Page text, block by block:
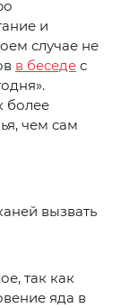
и
случае не
в беседе с
более
чем сам
вызвать
так как
яда в